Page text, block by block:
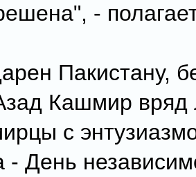
-
Пакистану,
Кашмир вряд
с
- День